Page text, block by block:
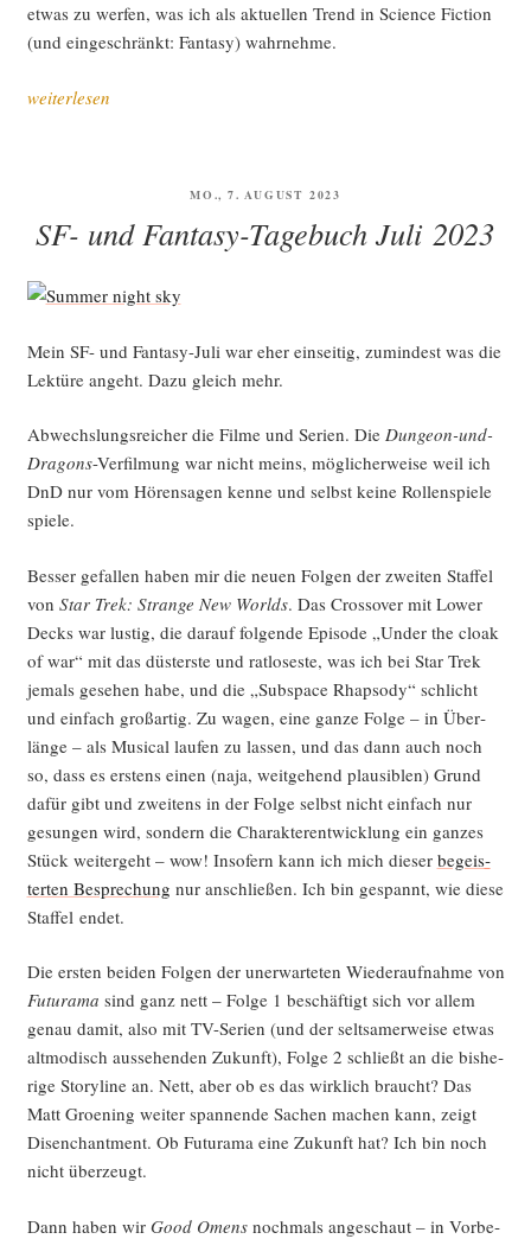
etwas zu wer­fen, was ich als aktu­el­len Trend in Sci­ence Fic­tion
(und ein­ge­schränkt: Fan­ta­sy) wahrnehme.
„Hoff­
weiterlesen
VERÖFFENTLICHT
MO., 7. AUGUST 2023
SF- und Fantasy-Tagebuch Juli 2023
Mein SF- und Fan­ta­sy-Juli war eher ein­sei­tig, zumin­dest was die
Lek­tü­re angeht. Dazu gleich mehr.
Abwechs­lungs­rei­cher die Fil­me und Seri­en. Die Dun­ge­on-und-
Dra­gons-Ver­fil­mung war nicht meins, mög­li­cher­wei­se weil ich
DnD nur vom Hören­sa­gen ken­ne und selbst kei­ne Rol­len­spie­le
spiele.
Bes­ser gefal­len haben mir die neu­en Fol­gen der zwei­ten Staf­fel
von Star Trek: Stran­ge New Worlds. Das Cross­over mit Lower
Decks war lus­tig, die dar­auf fol­gen­de Epi­so­de „Under the cloak
of war“ mit das düs­ters­te und rat­lo­ses­te, was ich bei Star Trek
jemals gese­hen habe, und die „Subspace Rhap­so­dy“ schlicht
und ein­fach groß­ar­tig. Zu wagen, eine gan­ze Fol­ge – in Über­
län­ge – als Musi­cal lau­fen zu las­sen, und das dann auch noch
so, dass es ers­tens einen (naja, weit­ge­hend plau­si­blen) Grund
dafür gibt und zwei­tens in der Fol­ge selbst nicht ein­fach nur
gesun­gen wird, son­dern die Cha­rak­ter­ent­wick­lung ein gan­zes
Stück wei­ter­geht – wow! Inso­fern kann ich mich die­ser begeis­
ter­ten Bespre­chung nur anschlie­ßen. Ich bin gespannt, wie die­se
Staf­fel endet.
Die ers­ten bei­den Fol­gen der uner­war­te­ten Wie­der­auf­nah­me von
Futura­ma sind ganz nett – Fol­ge 1 beschäf­tigt sich vor allem
genau damit, also mit TV-Seri­en (und der selt­sa­mer­wei­se etwas
alt­mo­disch aus­se­hen­den Zukunft), Fol­ge 2 schließt an die bis­he­
ri­ge Sto­ry­line an. Nett, aber ob es das wirk­lich braucht? Das
Matt Groe­ning wei­ter span­nen­de Sachen machen kann, zeigt
Disen­chant­ment. Ob Futura­ma eine Zukunft hat? Ich bin noch
nicht überzeugt.
Dann haben wir Good Omensnoch­mals ange­schaut – in Vor­be­